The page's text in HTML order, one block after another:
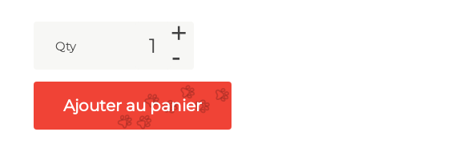
Qty -
+
Ajouter au panier